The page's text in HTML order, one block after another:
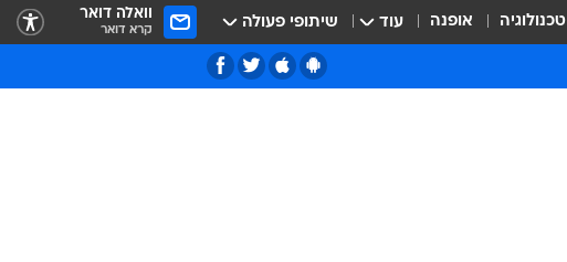
טכנולוגיה אופנה עוד שיתופי פעולה וואלה דואר
קרא דואר